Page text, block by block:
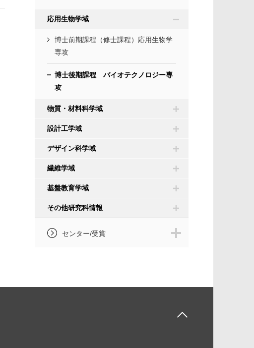
応用生物学域
博士前期課程（修士課程）応用生物学
専攻
博士後期課程 バイオテクノロジー専
攻
物質・材料科学域
設計工学域
デザイン科学域
繊維学域
基盤教育学域
その他研究科情報
センター/受賞